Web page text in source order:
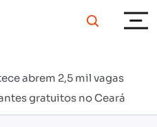
abrem 2,5 mil vagas
gratuitos no Ceará